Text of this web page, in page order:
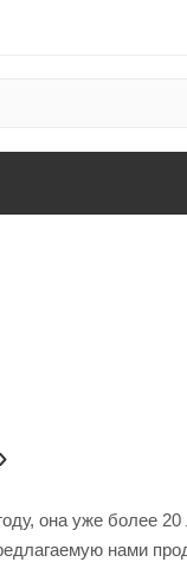
она уже более 20
нами